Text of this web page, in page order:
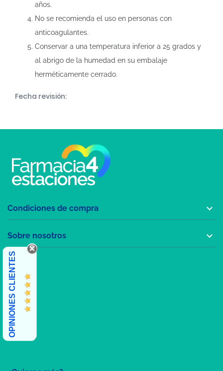
años.
No se recomienda el uso en personas con
anticoagulantes.
Conservar a una temperatura inferior a 25 grados y
al abrigo de la humedad en su embalaje
herméticamente cerrado.
Fecha revisión:
Condiciones de compra 
Sobre nosotros 
OPINIONES CLIENTES